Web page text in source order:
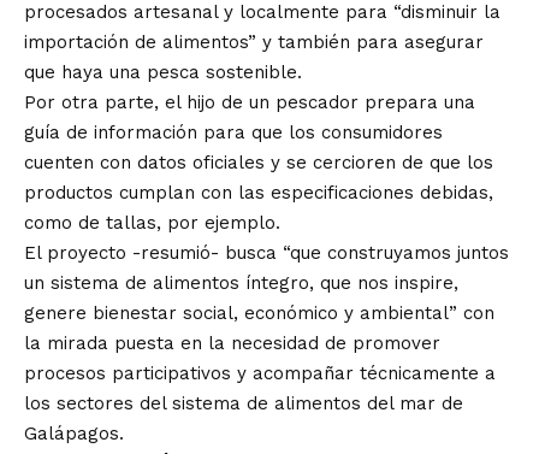
procesados artesanal y localmente para “disminuir la
importación de alimentos” y también para asegurar
que haya una pesca sostenible.
Por otra parte, el hijo de un pescador prepara una
guía de información para que los consumidores
cuenten con datos oficiales y se cercioren de que los
productos cumplan con las especificaciones debidas,
como de tallas, por ejemplo.
El proyecto -resumió- busca “que construyamos juntos
un sistema de alimentos íntegro, que nos inspire,
genere bienestar social, económico y ambiental” con
la mirada puesta en la necesidad de promover
procesos participativos y acompañar técnicamente a
los sectores del sistema de alimentos del mar de
Galápagos.